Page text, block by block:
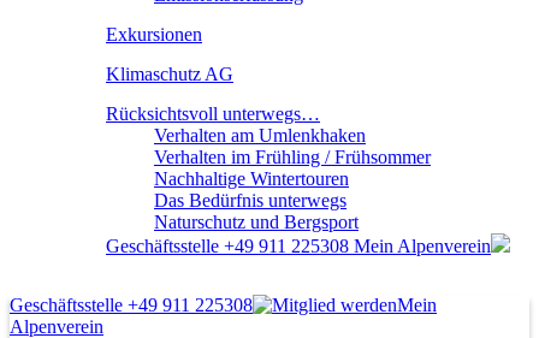
Exkursionen
Klimaschutz AG
Rücksichtsvoll unterwegs…
Verhalten am Umlenkhaken
Verhalten im Frühling / Frühsommer
Nachhaltige Wintertouren
Das Bedürfnis unterwegs
Naturschutz und Bergsport
Geschäftsstelle +49 911 225308 Mein Alpenverein
Geschäftsstelle +49 911 225308
Mein
Alpenverein